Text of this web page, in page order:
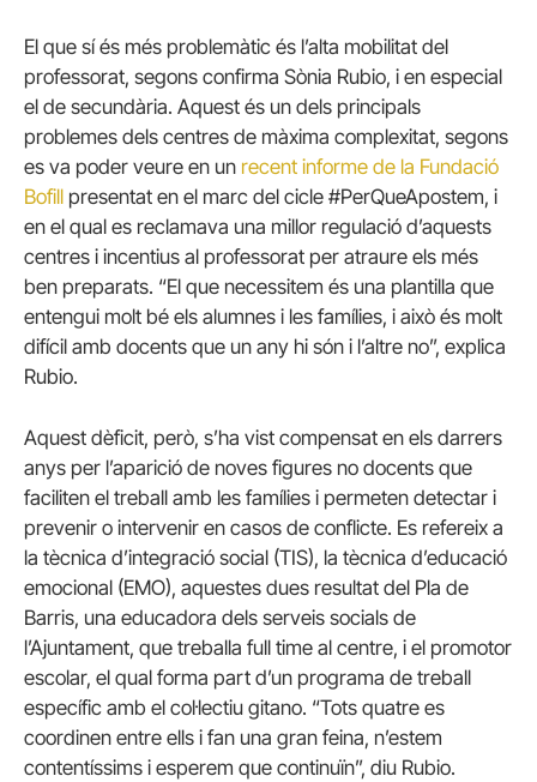
El que sí és més problemàtic és l’alta mobilitat del
professorat, segons confirma Sònia Rubio, i en especial
el de secundària. Aquest és un dels principals
problemes dels centres de màxima complexitat, segons
es va poder veure en un recent informe de la Fundació
Bofill presentat en el marc del cicle #PerQueApostem, i
en el qual es reclamava una millor regulació d’aquests
centres i incentius al professorat per atraure els més
ben preparats. “El que necessitem és una plantilla que
entengui molt bé els alumnes i les famílies, i això és molt
difícil amb docents que un any hi són i l’altre no”, explica
Rubio.
Aquest dèficit, però, s’ha vist compensat en els darrers
anys per l’aparició de noves figures no docents que
faciliten el treball amb les famílies i permeten detectar i
prevenir o intervenir en casos de conflicte. Es refereix a
la tècnica d’integració social (TIS), la tècnica d’educació
emocional (EMO), aquestes dues resultat del Pla de
Barris, una educadora dels serveis socials de
l’Ajuntament, que treballa full time al centre, i el promotor
escolar, el qual forma part d’un programa de treball
específic amb el col·lectiu gitano. “Tots quatre es
coordinen entre ells i fan una gran feina, n’estem
contentíssims i esperem que continuïn”, diu Rubio.